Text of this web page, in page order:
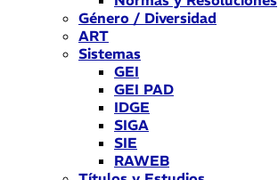
Género / Diversidad
ART
Sistemas
GEI
GEI PAD
IDGE
SIGA
SIE
RAWEB